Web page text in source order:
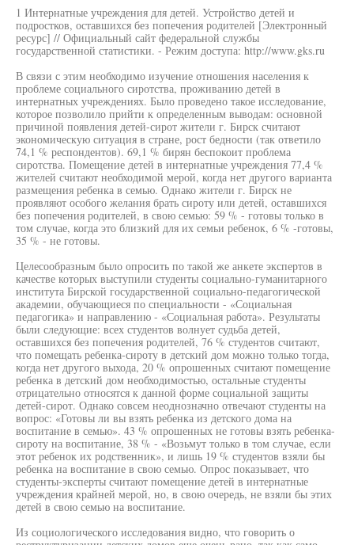
1 Интернатные учреждения для детей. Устройство детей и
подростков, оставшихся без попечения родителей [Электронный
ресурс] // Официальный сайт федеральной службы
государственной статистики. - Режим доступа: http://www.gks.ru
В связи с этим необходимо изучение отношения населения к
проблеме социального сиротства, проживанию детей в
интернатных учреждениях. Было проведено такое исследование,
которое позволило прийти к определенным выводам: основной
причиной появления детей-сирот жители г. Бирск считают
экономическую ситуация в стране, рост бедности (так ответило
74,1 % респондентов). 69,1 % бирян беспокоит проблема
сиротства. Помещение детей в интернатные учреждения 77,4 %
жителей считают необходимой мерой, когда нет другого варианта
размещения ребенка в семью. Однако жители г. Бирск не
проявляют особого желания брать сироту или детей, оставшихся
без попечения родителей, в свою семью: 59 % - готовы только в
том случае, когда это близкий для их семьи ребенок, 6 % -готовы,
35 % - не готовы.
Целесообразным было опросить по такой же анкете экспертов в
качестве которых выступили студенты социально-гуманитарного
института Бирской государственной социально-педагогической
академии, обучающиеся по специальности - «Социальная
педагогика» и направлению - «Социальная работа». Результаты
были следующие: всех студентов волнует судьба детей,
оставшихся без попечения родителей, 76 % студентов считают,
что помещать ребенка-сироту в детский дом можно только тогда,
когда нет другого выхода, 20 % опрошенных считают помещение
ребенка в детский дом необходимостью, остальные студенты
отрицательно относятся к данной форме социальной защиты
детей-сирот. Однако совсем неоднозначно отвечают студенты на
вопрос: «Готовы ли вы взять ребенка из детского дома на
воспитание в семью». 43 % опрошенных не готовы взять ребенка-
сироту на воспитание, 38 % - «Возьмут только в том случае, если
этот ребенок их родственник», и лишь 19 % студентов взяли бы
ребенка на воспитание в свою семью. Опрос показывает, что
студенты-эксперты считают помещение детей в интернатные
учреждения крайней мерой, но, в свою очередь, не взяли бы этих
детей в свою семью на воспитание.
Из социологического исследования видно, что говорить о